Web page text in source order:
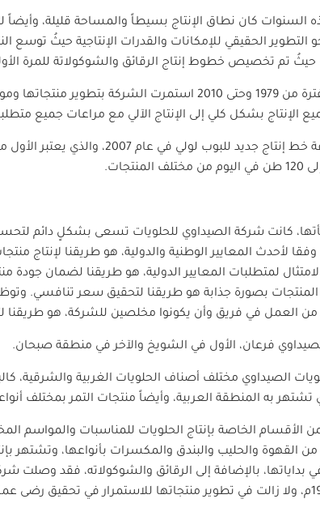
حيثُ تم تخصيص خطوط إنتاج الرقائق والشوكولاتة للمرة
وخلال الفترة من 1979 وحتى 2010 استمرت الشركة
الإنتاج بشكل كلي إلى الإنتاج الآلي مع مراعات جميع
وتم إضافة خط إنتاج جديد
كانت شركة الصيداوي للحلويات تسعى بشكلٍ دائم
وفقا لأحدث المعايير الوطنية والدولية، هو طريقنا لإنتاج
لمتطلبات المعايير الدولية، هو طريقنا لضمان
بصورة جذابة هو طريقنا لتحقيق سعر تنافسي.
العمل في فريق وأن يكونوا مخلصين للشركة، هو طريقنا
فرعان، الأول في الشويخ والآخر في منطقة صبحان.
الصيداوي مختلف أصناف الحلويات الغربية والشرقية،
تشتهر به المنطقة العربية، وأيضاً منتجات التمر بمختلف
الأقسام الخاصة بإنتاج الحلويات للمناسبات والمواسم
من القهوة والحليب والبندق والمكسرات بأنواعها، وتشتهر
بداياتها، بالإضافة إلى الرقائق والشوكولاته، فقد وصلت